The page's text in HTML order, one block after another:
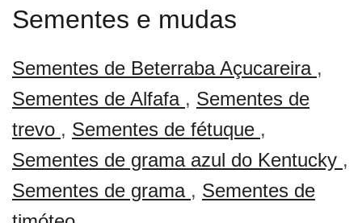
Sementes e mudas
Sementes de Beterraba Açucareira ,
Sementes de Alfafa , Sementes de
trevo , Sementes de fétuque ,
Sementes de grama azul do Kentucky ,
Sementes de grama , Sementes de